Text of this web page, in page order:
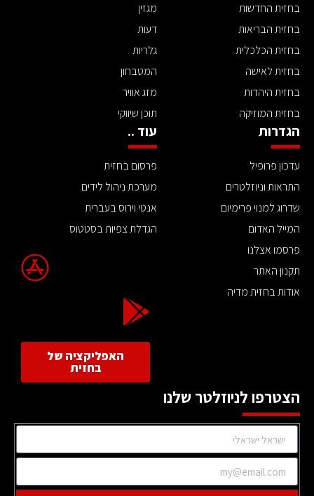
בחזית החדשות
בחזית הבריאות
בחזית הכלכלית
בחזית לאישה
בחזית היהדות
בחזית המוזיקה
מגזין
דעות
גלריות
המטבחון
מזג אוויר
תוכן שיווקי
הגדרות
עדכון פרופיל
התראות וניוזלטרים
שדרוג למנוי פרימיום
המייל האדום
פרסמו אצלנו
תקנון האתר
אודות בחזית מדיה
עוד ..
פרסום בחזית
מערכת ניהול לידים
אנטי וירוס בעברית
הגדלת צפיות בסטטוס
האפליקציה של
בחזית
הצטרפו לניוזלטר שלנו